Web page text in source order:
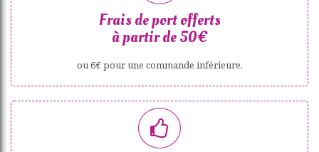
Frais de port offerts
à partir de 50€
ou 6€ pour une commande inférieure.